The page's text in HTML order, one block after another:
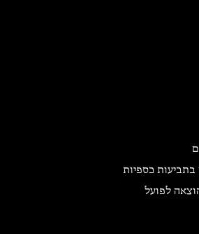
בתביעות כספיות
לפועל